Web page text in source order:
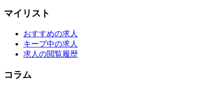
マイリスト
おすすめの求人
キープ中の求人
求人の閲覧履歴
コラム